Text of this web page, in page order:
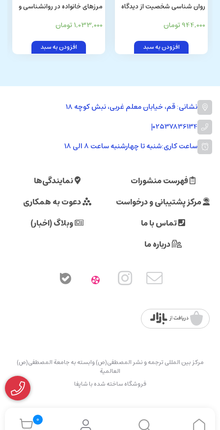
0
روان شناسی شخصیت از دیدگاه
944,000 تومان
افزودن به سبد
مرزهای خانواده در روانشناسی و
قرآن کریم
1,033,000 تومان
افزودن به سبد
نشانی: قم، خیابان معلم غربی، نبش کوچه 18
02537836134
|
ساعت کاری:شنبه تا چهارشنبه ساعت ۸ الی ۱۸
فهرست منشورات
نمایندگی‌ها
مرکز پشتیبانی و درخواست
دعوت به همکاری
تماس با ما
وبلاگ (اخبار)
درباره ما
مرکز بین المللی ترجمه و نشر المصطفی(ص) وابسته به جامعة المصطفی(ص)
العالمیة
فروشگاه ساخته شده با شاپفا